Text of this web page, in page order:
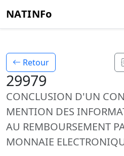
NATINFo
Retour
29979
CONCLUSION D'UN
MENTION DES
AU REMBOURSEMENT
MONNAIE